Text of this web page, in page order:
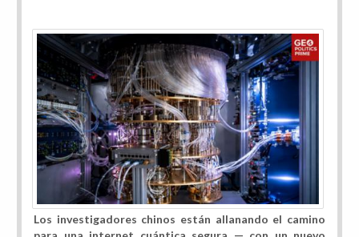
Los investigadores chinos están allanando el camino